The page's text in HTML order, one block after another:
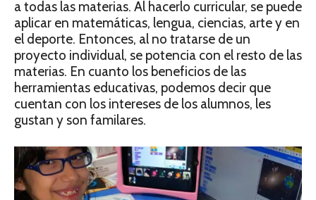
a todas las materias. Al hacerlo curricular, se puede
aplicar en matemáticas, lengua, ciencias, arte y en
el deporte. Entonces, al no tratarse de un
proyecto individual, se potencia con el resto de las
materias. En cuanto los beneficios de las
herramientas educativas, podemos decir que
cuentan con los intereses de los alumnos, les
gustan y son familares.